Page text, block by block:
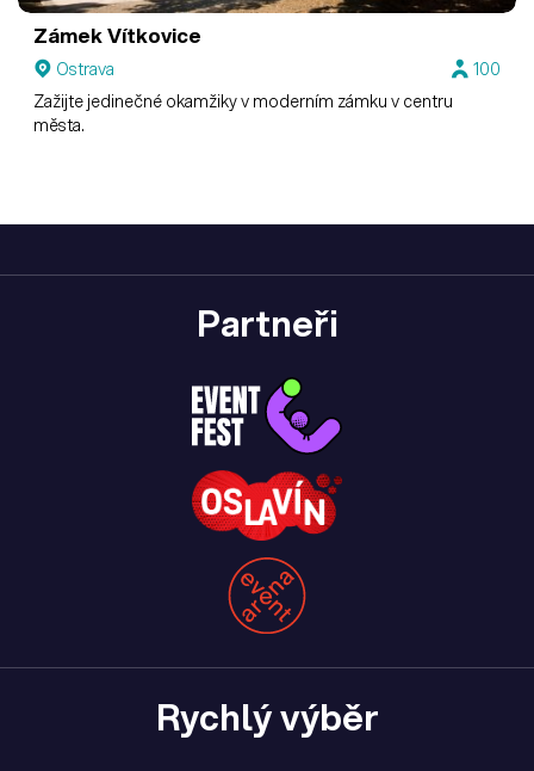
Zámek Vítkovice
Ostrava
100
Zažijte jedinečné okamžiky v moderním zámku v centru
města.
Partneři
Rychlý výběr